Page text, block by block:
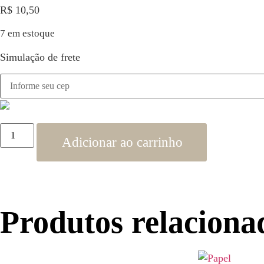
R$ 10,50
7 em estoque
Simulação de frete
Adicionar ao carrinho
Produtos